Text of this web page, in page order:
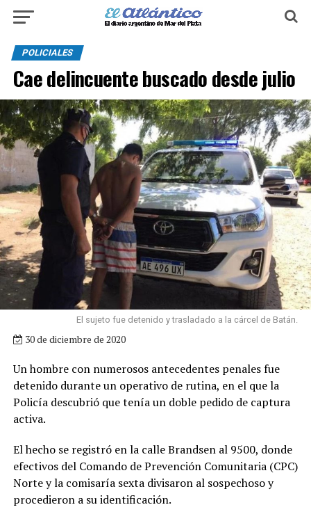
POLICIALES
Cae delincuente buscado desde julio
El sujeto fue detenido y trasladado a la cárcel de Batán.
30 de diciembre de 2020
Un hombre con numerosos antecedentes penales fue
detenido durante un operativo de rutina, en el que la
Policía descubrió que tenía un doble pedido de captura
activa.
El hecho se registró en la calle Brandsen al 9500, donde
efectivos del Comando de Prevención Comunitaria (CPC)
Norte y la comisaría sexta divisaron al sospechoso y
procedieron a su identificación.